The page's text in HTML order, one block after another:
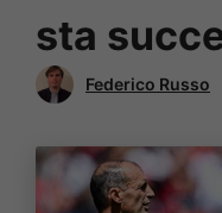
sta
Federico Russo